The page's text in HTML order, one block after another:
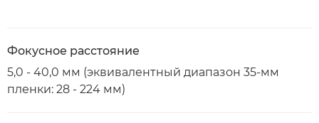
Фокусное расстояние
5,0 - 40,0 мм (эквивалентный диапазон 35-мм
пленки: 28 - 224 мм)